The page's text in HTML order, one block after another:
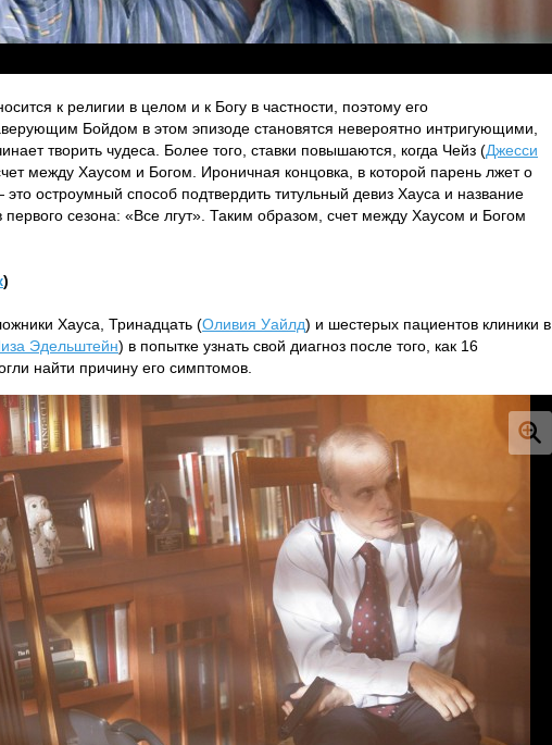
к религии в целом и к Богу в частности, поэтому его
Бойдом в этом эпизоде становятся невероятно интригующими,
творить чудеса. Более того, ставки повышаются, когда Чейз (Джесси
между Хаусом и Богом. Ироничная концовка, в которой парень лжет о
остроумный способ подтвердить титульный девиз Хауса и название
первого сезона: «Все лгут». Таким образом, счет между Хаусом и Богом
)
Хауса, Тринадцать (Оливия Уайлд) и шестерых пациентов клиники в
Эдельштейн) в попытке узнать свой диагноз после того, как 16
найти причину его симптомов.